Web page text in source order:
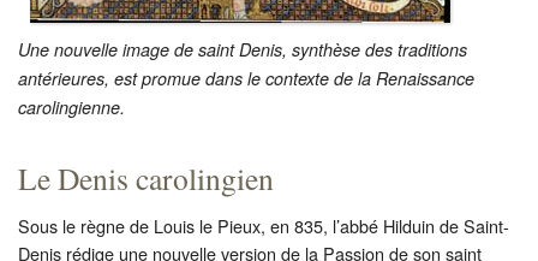
Une nouvelle image de saint Denis, synthèse des traditions
antérieures, est promue dans le contexte de la Renaissance
carolingienne.
Le Denis carolingien
Sous le règne de Louis le Pieux, en 835, l’abbé Hilduin de Saint-
Denis rédige une nouvelle version de la Passion de son saint